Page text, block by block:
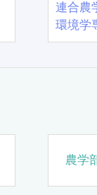
連合農
環境学
農学